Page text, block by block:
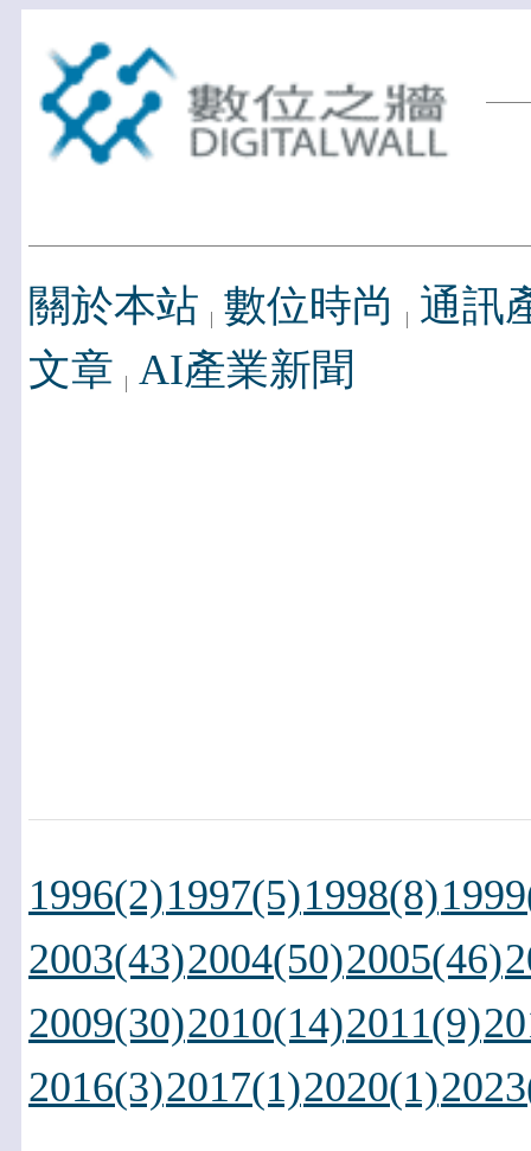
關於本站 數位時尚
通訊
文章 AI產業新聞
1996(2)1997(5)1998(8)
2003(43)2004(50)2005(46)
2009(30)2010(14)2011(9)
2016(3)2017(1)2020(1)